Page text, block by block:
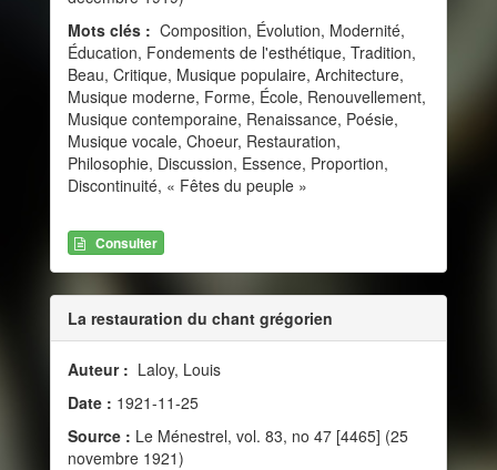
Mots clés : Composition, Évolution, Modernité,
Éducation, Fondements de l'esthétique, Tradition,
Beau, Critique, Musique populaire, Architecture,
Musique moderne, Forme, École, Renouvellement,
Musique contemporaine, Renaissance, Poésie,
Musique vocale, Choeur, Restauration,
Philosophie, Discussion, Essence, Proportion,
Discontinuité, « Fêtes du peuple »
Consulter
La restauration du chant grégorien
Auteur : Laloy, Louis
Date : 1921-11-25
Source : Le Ménestrel, vol. 83, no 47 [4465] (25
novembre 1921)